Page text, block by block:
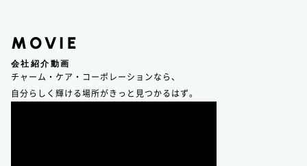
MOVIE
会社紹介動画
チャーム・ケア・コーポレーションなら、
自分らしく輝ける場所がきっと見つかるはず。